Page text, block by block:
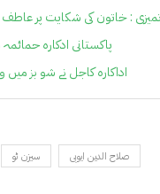
: خاتون کی شکایت پر عاطف
پاکستانی ادکارہ
اداکارہ کاجل نے شو بز میں
سیزن ٹو صلاح الدین ایوبی